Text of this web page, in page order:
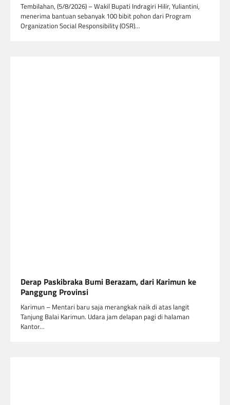
Tembilahan, (5/8/2026) – Wakil Bupati Indragiri Hilir, Yuliantini,
menerima bantuan sebanyak 100 bibit pohon dari Program
Organization Social Responsibility (OSR)…
Derap Paskibraka Bumi Berazam, dari Karimun ke
Panggung Provinsi
Karimun – Mentari baru saja merangkak naik di atas langit
Tanjung Balai Karimun. Udara jam delapan pagi di halaman
Kantor…